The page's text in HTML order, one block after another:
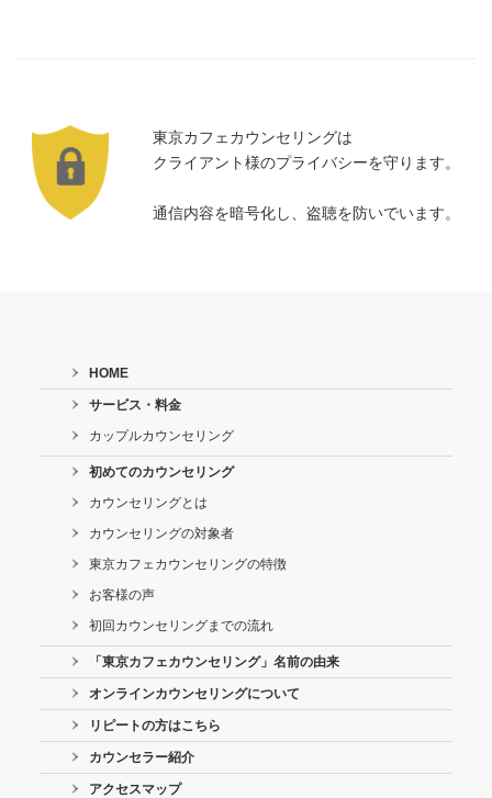
東京カフェカウンセリングは
クライアント様のプライバシーを守ります。
通信内容を暗号化し、盗聴を防いでいます。
HOME
サービス・料金
カップルカウンセリング
初めてのカウンセリング
カウンセリングとは
カウンセリングの対象者
東京カフェカウンセリングの特徴
お客様の声
初回カウンセリングまでの流れ
「東京カフェカウンセリング」名前の由来
オンラインカウンセリングについて
リピートの方はこちら
カウンセラー紹介
アクセスマップ